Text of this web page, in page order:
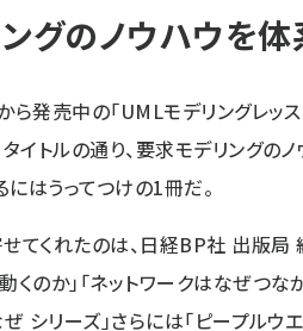
グのノウハウを
発売中の「UMLモデリングレッ
タイトルの通り、要求モデリングの
はうってつけの1冊だ。
てくれたのは、日経BP社 出版
くのか」「ネットワークはなぜつ
シリーズ」さらには「ピープルウ